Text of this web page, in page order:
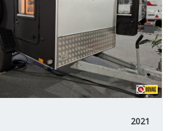
2021